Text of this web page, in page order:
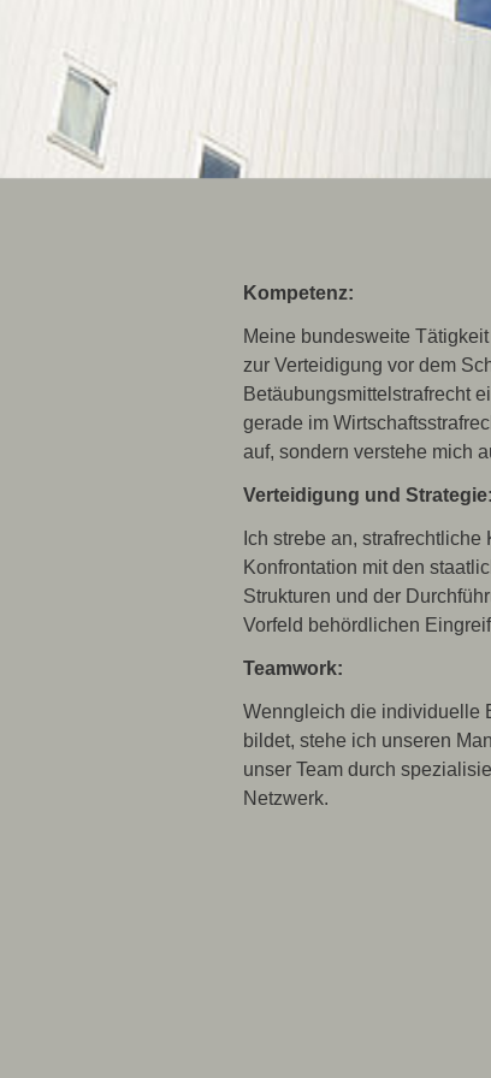
Kompetenz:
Meine bundesweite
zur Verteidigung vor dem
Betäubungsmittelstrafrecht
gerade im
auf, sondern verstehe mich
Verteidigung und Strategie:
Ich strebe an,
Konfrontation mit den
Strukturen und der
Vorfeld behördlichen
Teamwork:
Wenngleich die individuelle
bildet, stehe ich unseren
unser Team durch
Netzwerk.